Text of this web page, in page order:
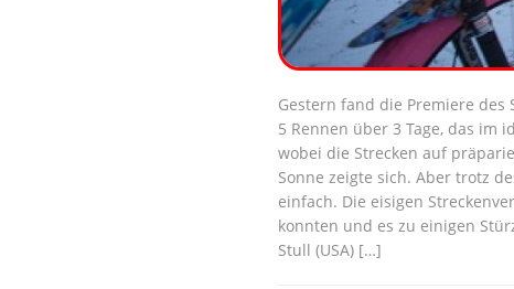
Gestern fand die Premiere des
5 Rennen über 3 Tage, das im
wobei die Strecken auf
Sonne zeigte sich. Aber trotz
einfach. Die eisigen
konnten und es zu einigen
Stull (USA) […]